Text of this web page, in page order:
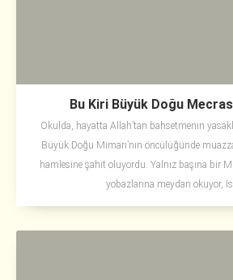
Bu Kiri Büyük Doğu
Okulda, hayatta Allah’tan bahsetmenin
Büyük Doğu Mimarı’nın öncülüğünde
hamlesine şahit oluyordu. Yalnız başına bir
yobazlarına meydan okuyor,